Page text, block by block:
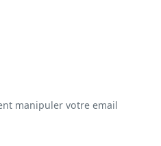
manipuler votre email